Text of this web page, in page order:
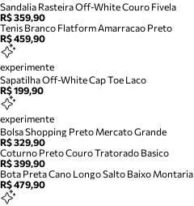
Sandalia Rasteira Off-White Couro Fivela
R$ 359,90
Tenis Branco Flatform Amarracao Preto
R$ 459,90
experimente
Sapatilha Off-White Cap Toe Laco
R$ 199,90
experimente
Bolsa Shopping Preto Mercato Grande
R$ 329,90
Coturno Preto Couro Tratorado Basico
R$ 399,90
Bota Preta Cano Longo Salto Baixo Montaria
R$ 479,90